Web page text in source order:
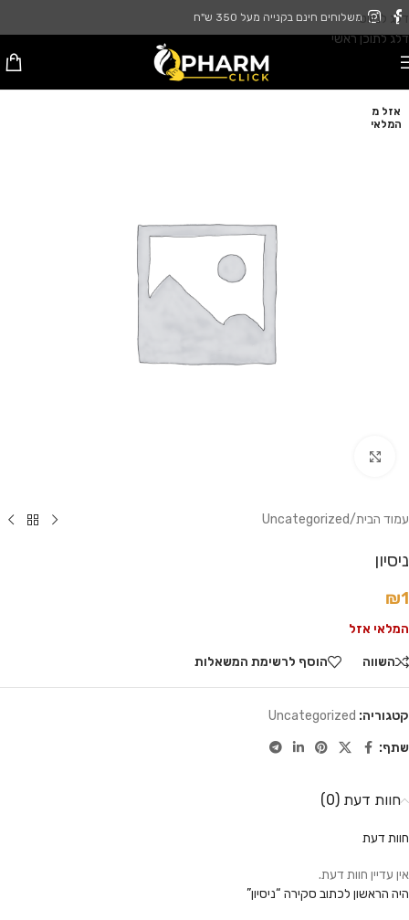
דלג לניווט
דלג לתוכן ראשי
משלוחים חינם בקנייה מעל 350 ש"ח
אזל מ
המלאי
עמוד הבית/
Uncategorized
ניסיון
₪1
המלאי אזל
השווה הוסף לרשימת המשאלות
קטגוריה: Uncategorized
שתף:
חוות דעת (0)
חוות דעת
אין עדיין חוות דעת.
היה הראשון לכתוב סקירה “ניסיון”